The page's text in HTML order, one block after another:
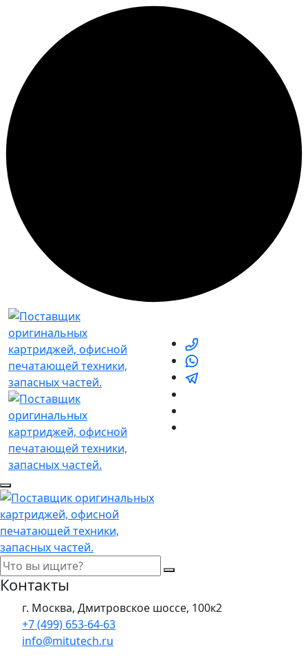
Контакты
г. Москва, Дмитровское шоссе, 100к2
+7 (499) 653-64-63
info@mitutech.ru